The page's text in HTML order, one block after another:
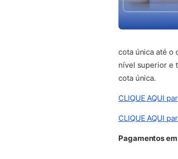
cota única até o
nível superior e
cota única.
CLIQUE AQUI
CLIQUE AQUI
Pagamentos